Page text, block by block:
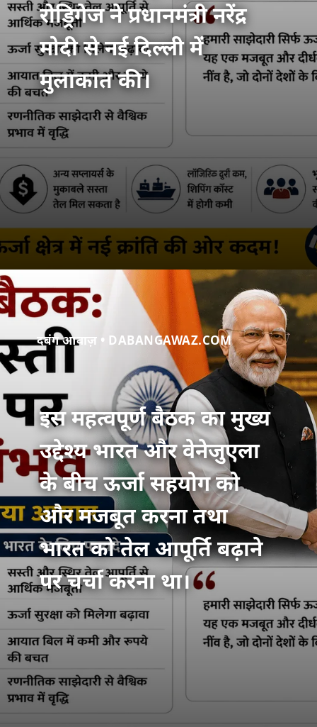
रोड्रिगेज ने प्रधानमंत्री नरेंद्र
मोदी से नई दिल्ली में
मुलाकात की।
दबंग आवाज़ • DABANGAWAZ.COM
इस महत्वपूर्ण बैठक का मुख्य
उद्देश्य भारत और वेनेजुएला
के बीच ऊर्जा सहयोग को
और मजबूत करना तथा
भारत को तेल आपूर्ति बढ़ाने
पर चर्चा करना था।